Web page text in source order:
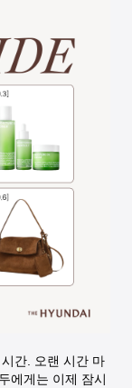
간. 오랜 시간 마
에게는 이제 잠시